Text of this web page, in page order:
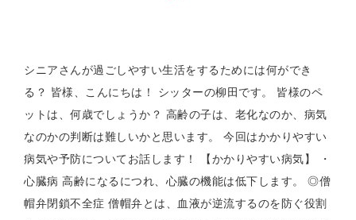
シニアさんが過ごしやすい生活をするためには何ができ
る？ 皆様、こんにちは！ シッターの柳田です。 皆様のペ
ットは、何歳でしょうか？ 高齢の子は、老化なのか、病気
なのかの判断は難しいかと思います。 今回はかかりやすい
病気や予防についてお話します！ 【かかりやすい病気】 ・
心臓病 高齢になるにつれ、心臓の機能は低下します。 ◎僧
帽弁閉鎖不全症 僧帽弁とは、血液が逆流するのを防ぐ役割